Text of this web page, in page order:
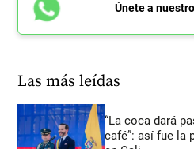
Únete a
Las más leídas
“La coca dará
café”: así fue la